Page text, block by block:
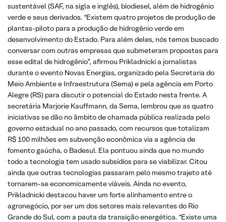
sustentável (SAF, na sigla e inglês), biodiesel, além de hidrogênio
verde e seus derivados. “Existem quatro projetos de produção de
plantas-piloto para a produção de hidrogênio verde em
desenvolvimento do Estado. Para além deles, nós temos buscado
conversar com outras empresas que submeteram propostas para
esse edital de hidrogênio”, afirmou Prikladnicki a jornalistas
durante o evento Novas Energias, organizado pela Secretaria do
Meio Ambiente e Infraestrutura (Sema) e pela agência em Porto
Alegre (RS) para discutir o potencial do Estado nesta frente. A
secretária Marjorie Kauffmann, da Sema, lembrou que as quatro
iniciativas se dão no âmbito de chamada pública realizada pelo
governo estadual no ano passado, com recursos que totalizam
R$ 100 milhões em subvenção econômica via a agência de
fomento gaúcha, o Badesul. Ela pontuou ainda que no mundo
todo a tecnologia tem usado subsídios para se viabilizar. Citou
ainda que outras tecnologias passaram pelo mesmo trajeto até
tornarem-se economicamente viáveis. Ainda no evento,
Prikladnicki destacou haver um forte alinhamento entre o
agronegócio, por ser um dos setores mais relevantes do Rio
Grande do Sul, com a pauta da transição energética. “Existe uma